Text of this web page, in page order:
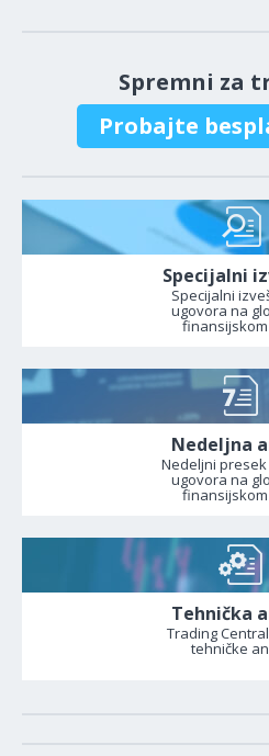
Spremni za
Probajte
Specijalni
Specijalni
ugovora na
finansijskom
Nedeljna
Nedeljni presek
ugovora na
finansijskom
Tehnička
Trading
tehničke